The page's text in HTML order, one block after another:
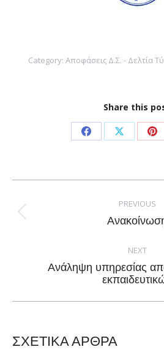
Category: Αποφάσεις Δ.Σ. - Δελτία
Share this
Share
Facebook
Share
X
navigation
PREVIOUS
NEXT
Next
Ανάληψη υπηρεσίας
ΣΧΕΤΙΚΑ ΑΡΘΡΑ